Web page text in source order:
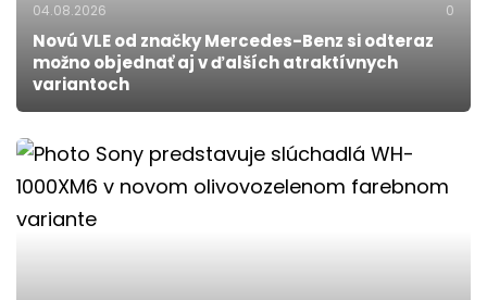
04.08.2026 0
Novú VLE od značky Mercedes-Benz si odteraz
možno objednať aj v ďalších atraktívnych
variantoch